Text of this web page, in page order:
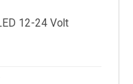
12-24 Volt